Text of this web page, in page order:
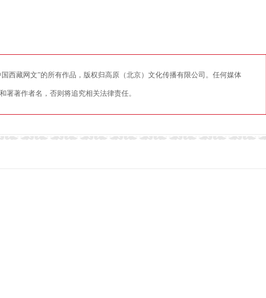
国西藏网文”的所有作品，版权归高原（北京）文化传播有限公司。任何媒体
署著作者名，否则将追究相关法律责任。